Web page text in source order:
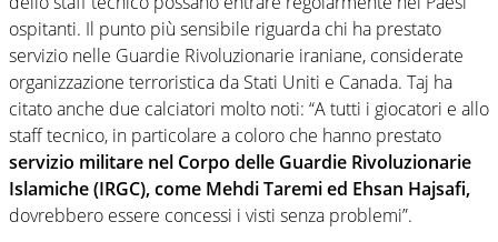
ospitanti. Il punto più sensibile riguarda chi ha prestato
servizio nelle Guardie Rivoluzionarie iraniane, considerate
organizzazione terroristica da Stati Uniti e Canada. Taj ha
citato anche due calciatori molto noti: “A tutti i giocatori e allo
staff tecnico, in particolare a coloro che hanno prestato
servizio militare nel Corpo delle Guardie Rivoluzionarie
Islamiche (IRGC), come Mehdi Taremi ed Ehsan Hajsafi,
dovrebbero essere concessi i visti senza problemi”.